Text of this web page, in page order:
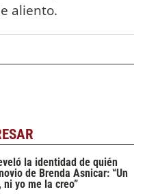
aliento.
la identidad de quién
de Brenda Asnicar: “Un
ni yo me la creo”